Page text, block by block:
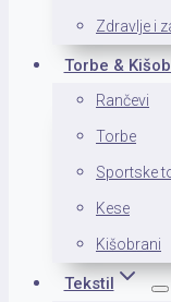
Zdravlje i
Torbe &
Rančevi
Torbe
Sportske
Kese
Kišobrani
Tekstil